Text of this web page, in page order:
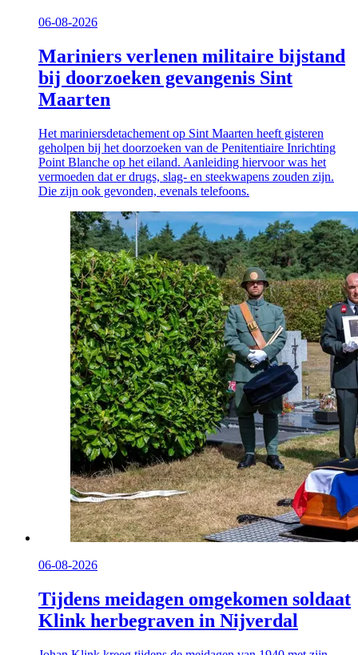
06-08-2026
Mariniers verlenen militaire bijstand
bij doorzoeken gevangenis Sint
Maarten
Het mariniersdetachement op Sint Maarten heeft gisteren
geholpen bij het doorzoeken van de Penitentiaire Inrichting
Point Blanche op het eiland. Aanleiding hiervoor was het
vermoeden dat er drugs, slag- en steekwapens zouden zijn.
Die zijn ook gevonden, evenals telefoons.
06-08-2026
Tijdens meidagen omgekomen soldaat
Klink herbegraven in Nijverdal